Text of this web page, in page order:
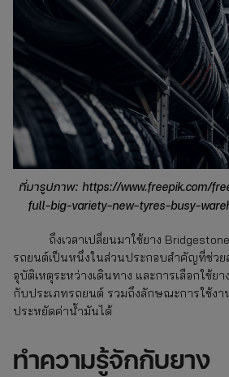
ที่มารูปภาพ: https://www.freepik.com/
full-big-variety-new-tyres-busy-
ถึงเวลาเปลี่ยนมาใช้ยาง Bridgestone
รถยนต์เป็นหนึ่งในส่วนประกอบสำคัญที่ช่วย
อุบัติเหตุระหว่างเดินทาง และการเลือกใช้
กับประเภทรถยนต์ รวมถึงลักษณะการใช้งา
ประหยัดค่าน้ำมันได้
ทำความรู้จักกับยาง